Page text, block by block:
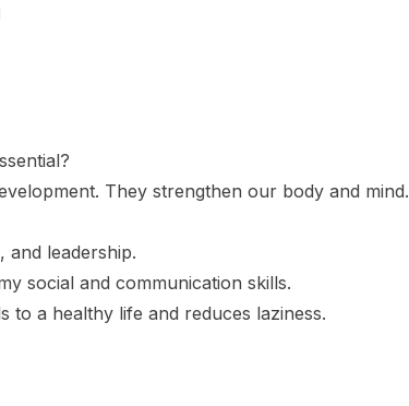
They strengthen our body and mind.
and leadership.
social and communication skills.
to a healthy life and reduces laziness.